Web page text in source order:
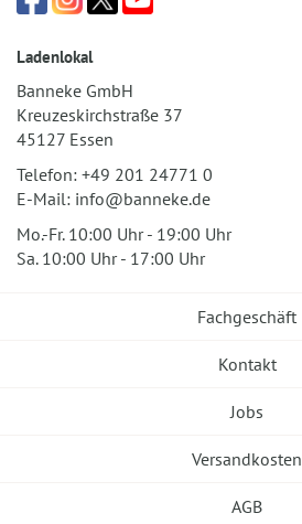
Ladenlokal
Banneke GmbH
Kreuzeskirchstraße 37
45127 Essen
Telefon: +49 201 24771 0
E-Mail: info@banneke.de
Mo.-Fr. 10:00 Uhr - 19:00 Uhr
Sa. 10:00 Uhr - 17:00 Uhr
Fachgeschäft
Kontakt
Jobs
Versandkosten
AGB